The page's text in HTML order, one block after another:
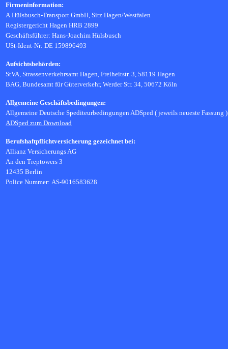
Firmeninformation:
A.Hülsbusch-Transport GmbH, Sitz Hagen/Westfalen
Registergericht Hagen HRB 2899
Geschäftsführer: Hans-Joachim Hülsbusch
USt-Ident-Nr: DE 159896493
Aufsichtsbehörden:
StVA, Strassenverkehrsamt Hagen, Freiheitstr. 3, 58119 Hagen
BAG, Bundesamt für Güterverkehr, Werder Str. 34, 50672 Köln
Allgemeine Geschäftsbedingungen:
Allgemeine Deutsche Spediteurbedingungen ADSped ( jeweils neueste Fassung )
ADSped zum Download
Berufshaftpflichtversicherung gezeichnet bei:
Allianz Versicherungs AG
An den Treptowers 3
12435 Berlin
Police Nummer: AS-9016583628